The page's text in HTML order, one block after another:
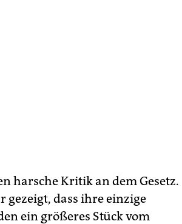
harsche Kritik an dem Gesetz.
dass ihre einzige
ein größeres Stück vom